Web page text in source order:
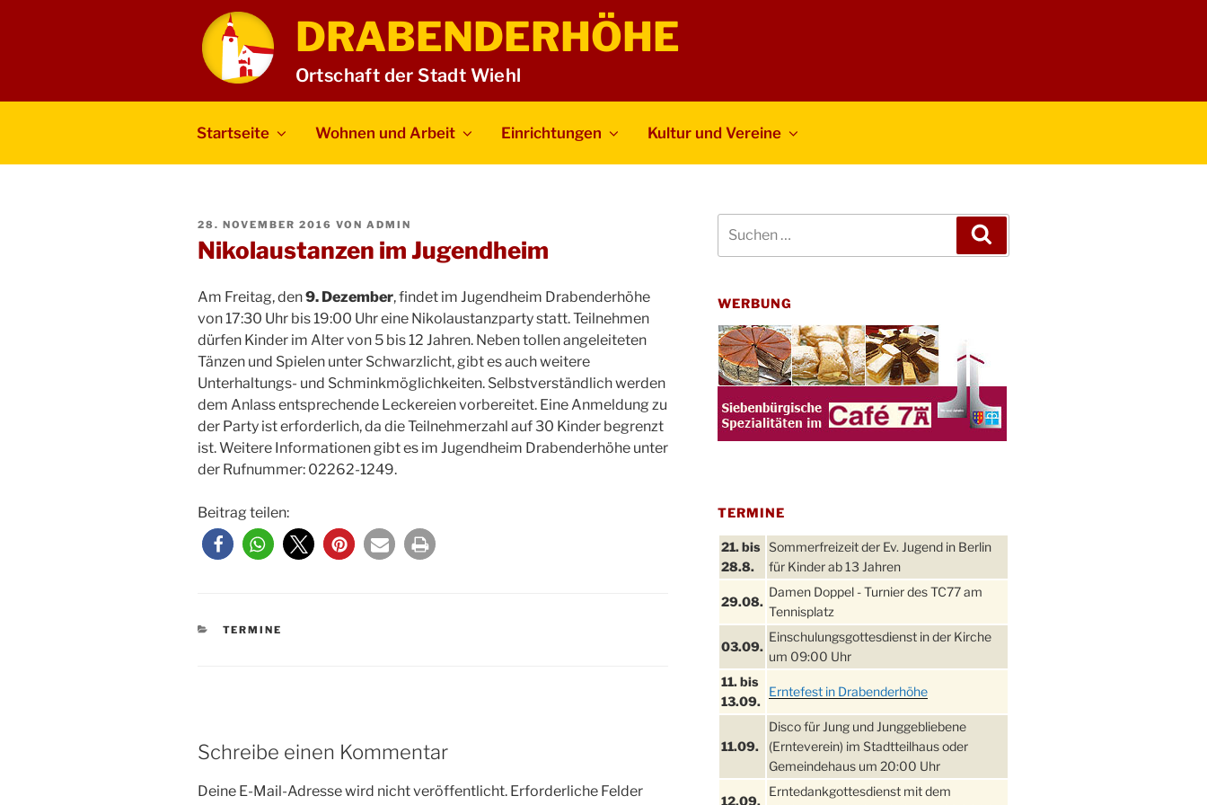
DRABENDERHÖHE
Ortschaft der Stadt Wiehl
Startseite Wohnen und Arbeit Einrichtungen Kultur und Vereine
VERÖFFENTLICHT
28. NOVEMBER 2016 VON ADMIN
Nikolaustanzen im Jugendheim
Am Freitag, den9. Dezember, findet im Jugendheim Drabenderhöhe
von 17:30 Uhr bis 19:00 Uhr eine Nikolaustanzparty statt. Teilnehmen
dürfen Kinder im Alter von 5 bis 12 Jahren. Neben tollen angeleiteten
Tänzen und Spielen unter Schwarzlicht, gibt es auch weitere
Unterhaltungs- und Schminkmöglichkeiten. Selbstverständlich werden
dem Anlass entsprechende Leckereien vorbereitet. Eine Anmeldung zu
der Party ist erforderlich, da die Teilnehmerzahl auf 30 Kinder begrenzt
ist. Weitere Informationen gibt es im Jugendheim Drabenderhöhe unter
der Rufnummer: 02262-1249.
Beitrag teilen:
KATEGORIEN
TERMINE
Schreibe einen Kommentar
Deine E-Mail-Adresse wird nicht veröffentlicht. Erforderliche Felder
nach:
WERBUNG
TERMINE
21. bis
28.8.
Sommerfreizeit der Ev. Jugend in Berlin
für Kinder ab 13 Jahren
29.08.
Damen Doppel - Turnier des TC77 am
Tennisplatz
03.09.
Einschulungsgottesdienst in der Kirche
um 09:00 Uhr
11. bis
13.09.
Erntefest in Drabenderhöhe
11.09.
Disco für Jung und Junggebliebene
(Ernteverein) im Stadtteilhaus oder
Gemeindehaus um 20:00 Uhr
12.09.
Erntedankgottesdienst mit dem